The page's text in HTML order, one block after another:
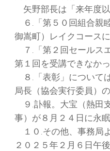
矢野部長は「来年度
６.「第５０回組合親
御嵩町）レイクコース
７.「第２回セールス
第１回を受講できなか
８.「表彰」について
局長（協会実行委員）
９.訃報。大宝（熱田
事）が８月２４日に永
１０.その他、事務局
２０２５年２月６日午